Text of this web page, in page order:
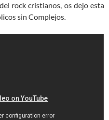
rock cristianos, os dejo esta
sin Complejos.